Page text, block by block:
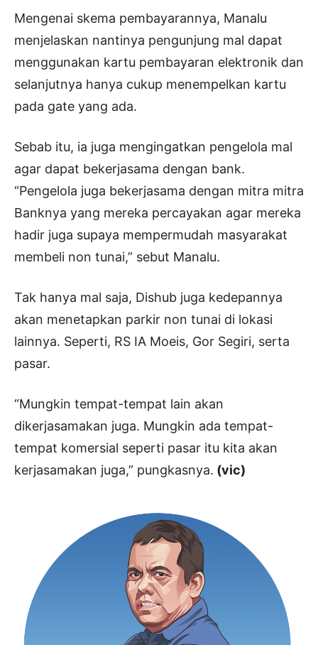
Mengenai skema pembayarannya, Manalu
menjelaskan nantinya pengunjung mal dapat
menggunakan kartu pembayaran elektronik dan
selanjutnya hanya cukup menempelkan kartu
pada gate yang ada.
Sebab itu, ia juga mengingatkan pengelola mal
agar dapat bekerjasama dengan bank.
“Pengelola juga bekerjasama dengan mitra mitra
Banknya yang mereka percayakan agar mereka
hadir juga supaya mempermudah masyarakat
membeli non tunai,” sebut Manalu.
Tak hanya mal saja, Dishub juga kedepannya
akan menetapkan parkir non tunai di lokasi
lainnya. Seperti, RS IA Moeis, Gor Segiri, serta
pasar.
“Mungkin tempat-tempat lain akan
dikerjasamakan juga. Mungkin ada tempat-
tempat komersial seperti pasar itu kita akan
kerjasamakan juga,” pungkasnya. (vic)